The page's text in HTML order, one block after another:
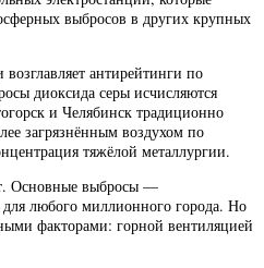
выбросов в других крупных
антирейтинги по
диоксида серы исчисляются
и Челябинск традиционно
загрязнённым воздухом по
тяжёлой металлургии.
Основные выбросы —
любого миллионного города. Но
факторами: горной вентиляцией